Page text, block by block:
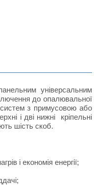
універсальним
до опалювальної
з примусовою або
і дві нижні кріпельні
шість скоб.
і економія енергії;